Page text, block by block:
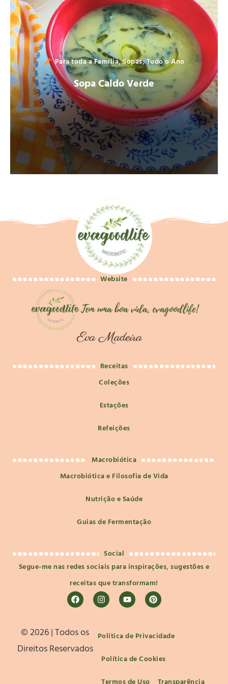
Para toda a Família,Sopas,Todo o Ano
Sopa Caldo Verde
Website
Receitas
Coleções
Estações
Refeições
Macrobiótica
Macrobiótica e Filosofia de Vida
Nutrição e Saúde
Guias de Fermentação
Social
Segue-me nas redes sociais para inspirações, sugestões e
receitas que transformam!
©️ 2026 | Todos os
Direitos Reservados
Política de Privacidade
Política de Cookies